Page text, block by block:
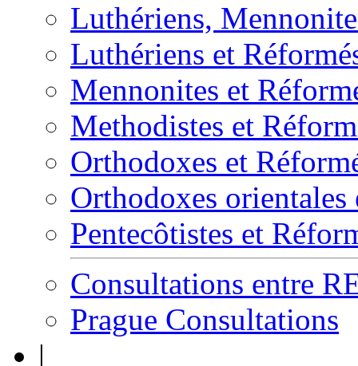
Luthériens,
Luthériens et
Mennonites et
Methodistes et
Orthodoxes et
Orthodoxes orientales
Pentecôtistes et
Consultations entre
Prague Consultations
|